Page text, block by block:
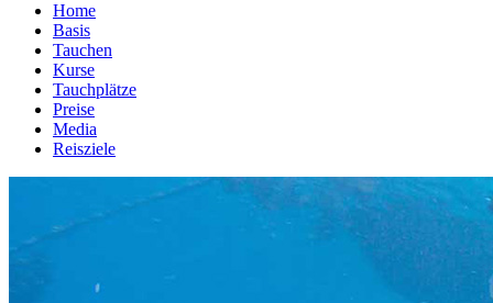
Home
Basis
Tauchen
Kurse
Tauchplätze
Preise
Media
Reisziele